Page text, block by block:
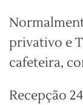
privativo e
cafeteira,
Recepção